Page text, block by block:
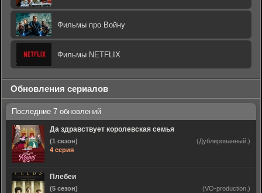
Фильмы про Войну
Фильмы NETFLIX
Обновления сериалов
Да здравствует королевская семья
(1 сезон)
4 серия
(Дублированный,)
Плебеи
(5 сезон)
(VO-production,)